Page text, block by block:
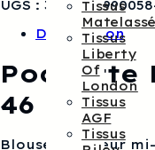
Tissus
Tissus
Liberty
Of
London
Tissus
AGF
Tissus
Patron
couture
ALEX
Blouse
Robe
UGS :
Description
Pochette
46
Blouse longueur